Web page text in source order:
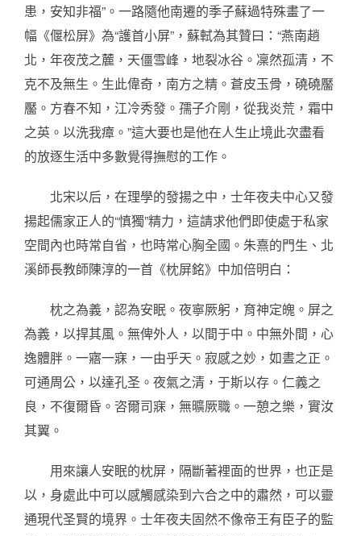
患，安知非福”。一路隨他南遷的季子蘇過特殊畫了一
幅《偃松屏》為“護首小屏”，蘇軾為其贊曰：“燕南趙
北，年夜茂之麓，天僵雪峰，地裂冰谷。凜然孤清，不
克不及無生。生此偉奇，南方之精。蒼皮玉骨，磽磽靨
靨。方春不知，江冷秀發。孺子介剛，從我炎荒，霜中
之英。以洗我瘴。”這大要也是他在人生止境此次盡看
的放逐生活中多數覺得撫慰的工作。
北宋以后，在理學的發揚之中，士年夜夫中心又發
揚起儒家正人的“慎獨”精力，這請求他們即使處于私家
空間內也時常自省，也時常心胸全國。朱熹的門生、北
溪師長教師陳淳的一首《枕屏銘》中加倍明白：
枕之為義，認為安眠。夜寧厥躬，育神定魄。屏之
為義，以捍其風。無俾外人，以間于中。中無外間，心
逸體胖。一寤一寐，一由乎天。寂感之妙，如晝之正。
可通周公，以達孔圣。夜氣之清，于斯以存。仁義之
良，不復爾昏。咨爾司寐，無曠厥職。一憩之樂，實汝
其翼。
用來讓人安眠的枕屏，隔斷著裡面的世界，也正是
以，身處此中可以感觸感染到六合之中的肅然，可以靈
通現代圣賢的境界。士年夜夫固然不像帝王有臣子的監